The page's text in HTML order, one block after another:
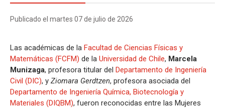
Publicado el martes 07 de julio de 2026
Las académicas de la Facultad de Ciencias Físicas y
Matemáticas (FCFM) de la Universidad de Chile, Marcela
Munizaga, profesora titular del Departamento de Ingeniería
Civil (DIC), y Ziomara Gerdtzen, profesora asociada del
Departamento de Ingeniería Química, Biotecnología y
Materiales (DIQBM), fueron reconocidas entre las Mujeres